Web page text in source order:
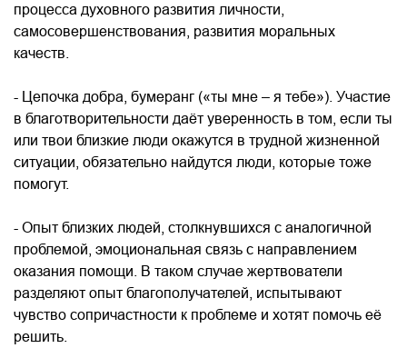
процесса духовного развития личности,
самосовершенствования, развития моральных
качеств.
- Цепочка добра, бумеранг («ты мне – я тебе»). Участие
в благотворительности даёт уверенность в том, если ты
или твои близкие люди окажутся в трудной жизненной
ситуации, обязательно найдутся люди, которые тоже
помогут.
- Опыт близких людей, столкнувшихся с аналогичной
проблемой, эмоциональная связь с направлением
оказания помощи. В таком случае жертвователи
разделяют опыт благополучателей, испытывают
чувство сопричастности к проблеме и хотят помочь её
решить.